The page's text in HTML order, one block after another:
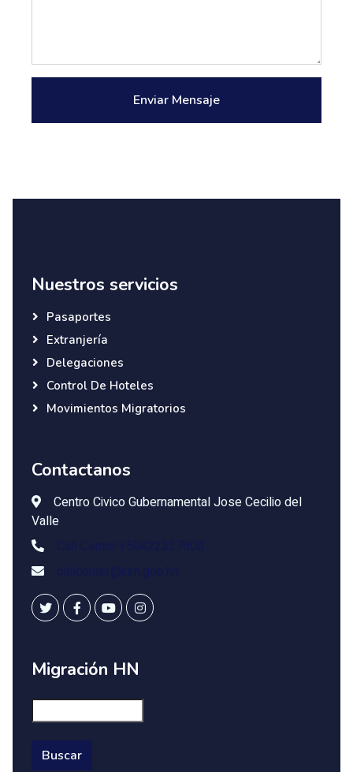
Enviar Mensaje
Nuestros servicios
Pasaportes
Extranjería
Delegaciones
Control De Hoteles
Movimientos Migratorios
Contactanos
Centro Civico Gubernamental Jose Cecilio del
Valle
Migración HN